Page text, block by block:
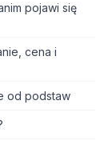
pojawi się
cena i
od podstaw